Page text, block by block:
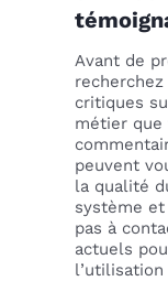
Avant de
critiques
métier que
peuvent
la qualité
système
pas à
actuels